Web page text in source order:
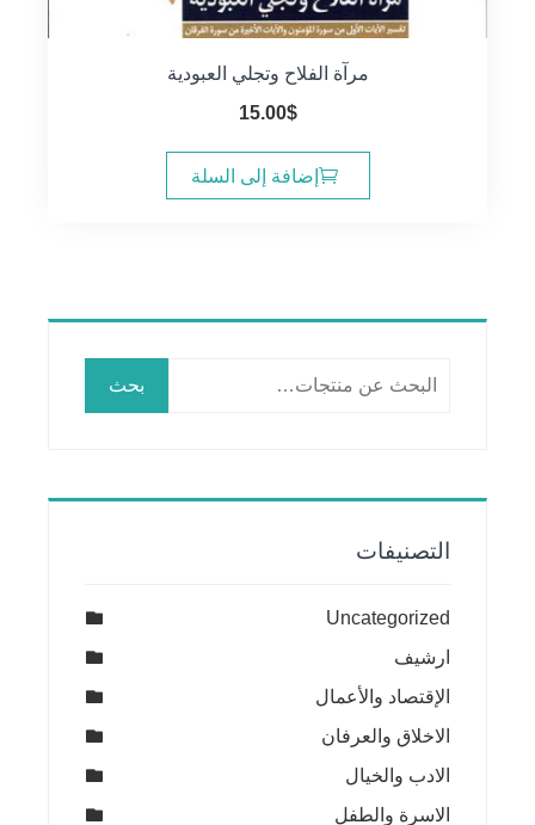
مرآة الفلاح وتجلي العبودية
15.00$
إضافة إلى السلة
بحث
التصنيفات
Uncategorized
ارشيف
الإقتصاد والأعمال
الاخلاق والعرفان
الادب والخيال
الاسرة والطفل